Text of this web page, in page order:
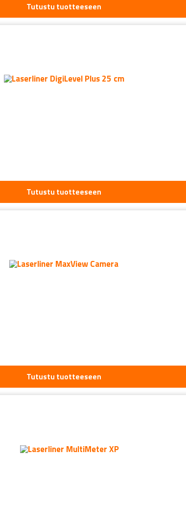
Tutustu tuotteeseen
Tutustu tuotteeseen
Tutustu tuotteeseen